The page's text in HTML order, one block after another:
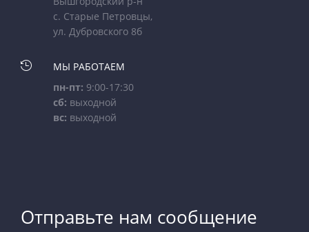
с. Старые Петровцы,
ул. Дубровского 8б

МЫ РАБОТАЕМ
пн-пт: 9:00-17:30
сб: выходной
вс: выходной
Отправьте нам сообщение